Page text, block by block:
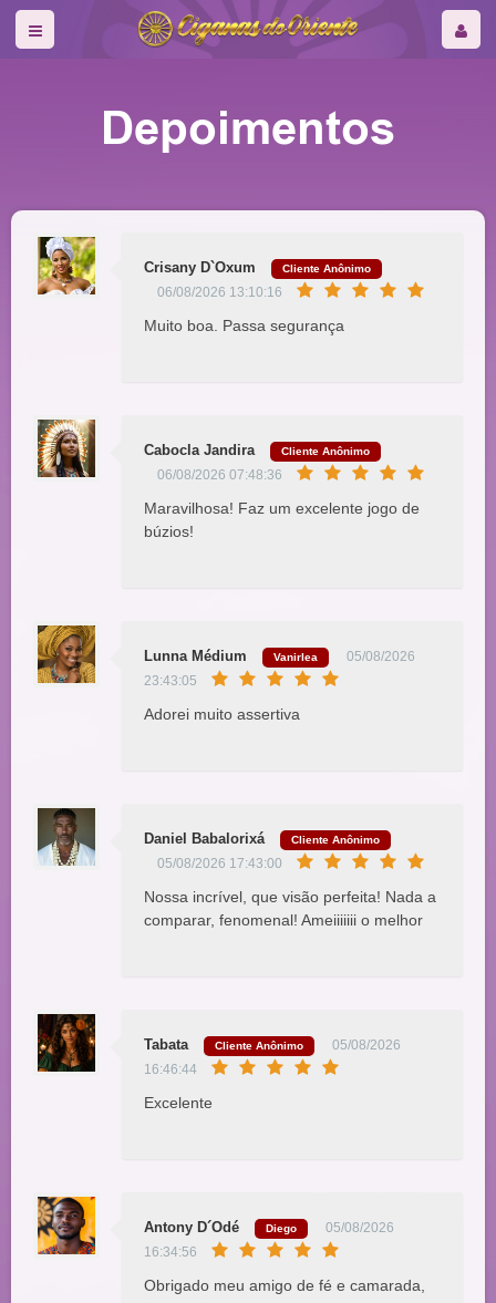
Depoimentos
Crisany D`Oxum Cliente Anônimo
06/08/2026 13:10:16
Muito boa. Passa segurança
Cabocla Jandira Cliente Anônimo
06/08/2026 07:48:36
Maravilhosa! Faz um excelente jogo de
búzios!
Lunna Médium Vanirlea
05/08/2026
23:43:05
Adorei muito assertiva
Daniel Babalorixá Cliente Anônimo
05/08/2026 17:43:00
Nossa incrível, que visão perfeita! Nada a
comparar, fenomenal! Ameiiiiiii o melhor
Tabata Cliente Anônimo
05/08/2026
16:46:44
Excelente
Antony D´Odé Diego
05/08/2026
16:34:56
Obrigado meu amigo de fé e camarada,